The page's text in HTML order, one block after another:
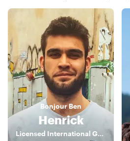
BonjourBen
Henrick
Licensed International Guide